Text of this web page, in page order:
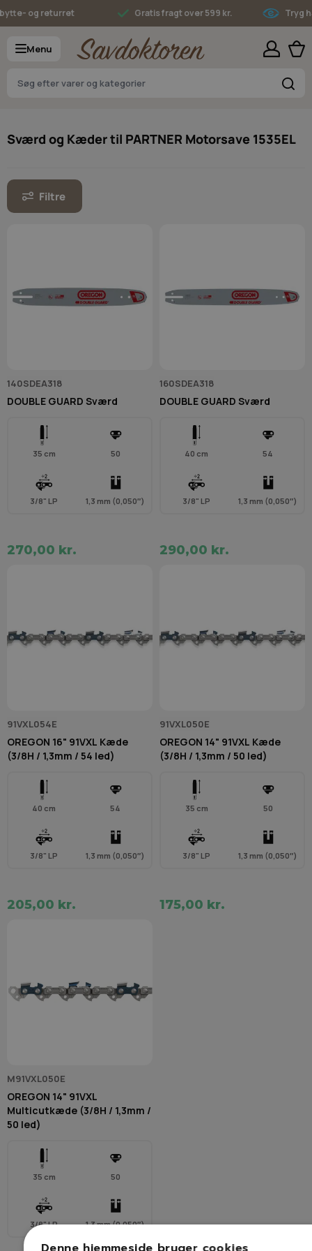
Skip to Content
og returret Gratis fragt over 599 kr. Tryg
Menu
Sværd og Kæder til PARTNER Motorsave 1535EL
Filtre
140SDEA318
DOUBLE GUARD Sværd
35 cm 50
3/8" LP 1,3 mm (0,050″)
270,00 kr.
160SDEA318
DOUBLE GUARD Sværd
40 cm 54
3/8" LP 1,3 mm (0,050″)
290,00 kr.
91VXL054E
OREGON 16" 91VXL Kæde
(3/8H / 1,3mm / 54 led)
40 cm 54
3/8" LP 1,3 mm (0,050″)
205,00 kr.
91VXL050E
OREGON 14" 91VXL Kæde
(3/8H / 1,3mm / 50 led)
35 cm 50
3/8" LP 1,3 mm (0,050″)
175,00 kr.
M91VXL050E
OREGON 14" 91VXL
Multicutkæde (3/8H / 1,3mm /
50 led)
35 cm 50
3/8" LP 1,3 mm (0,050″)